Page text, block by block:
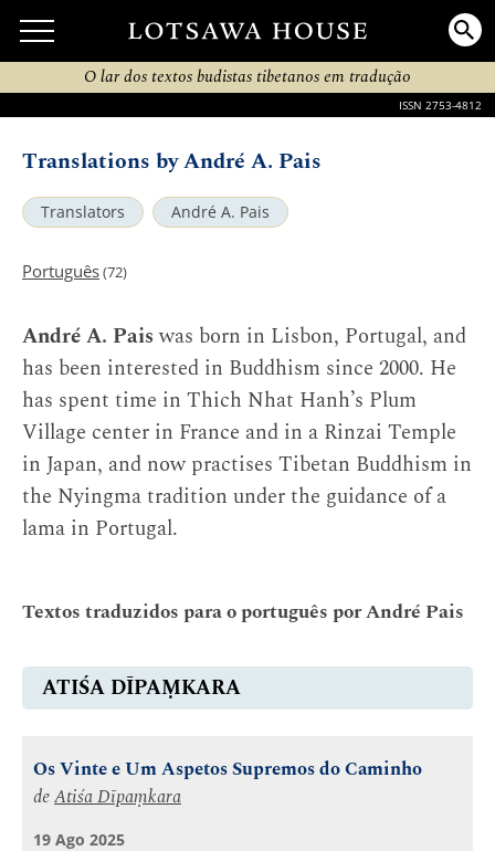
O lar dos textos budistas tibetanos em tradução
ISSN 2753-4812
Translations by André A. Pais
Translators André A. Pais
Português(72)
André A. Paiswas born in Lisbon, Portugal, and
has been interested in Buddhism since 2000. He
has spent time in Thich Nhat Hanh’s Plum
Village center in France and in a Rinzai Temple
in Japan, and now practises Tibetan Buddhism in
the Nyingma tradition under the guidance of a
lama in Portugal.
Textos traduzidos para o português por André Pais
ATIŚA DĪPAṂKARA
Os Vinte e Um Aspetos Supremos do Caminho
deAtiśa Dīpaṃkara
19 Ago 2025